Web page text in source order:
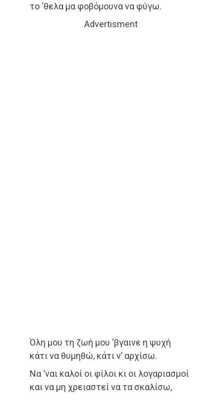
το ‘θελα μα φοβόμουνα να φύγω.
Advertisment
Όλη μου τη ζωή μου ‘βγαινε η ψυχή
κάτι να θυμηθώ, κάτι ν’ αρχίσω.
Να ‘ναι καλοί οι φίλοι κι οι λογαριασμοί
και να μη χρειαστεί να τα σκαλίσω,